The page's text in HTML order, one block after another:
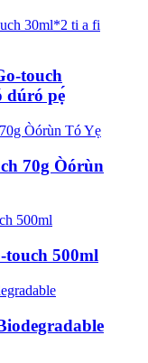
touch
dúró pẹ́
70g Òórùn
touch 500ml